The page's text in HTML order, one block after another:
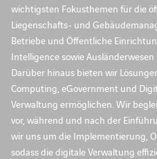
wichtigsten Fokusthemen für die
Liegenschafts- und
Betriebe und Öffentliche
Intelligence sowie
Darüber hinaus bieten wir
Computing, eGovernment und
Verwaltung ermöglichen. Wir
vor, während und nach der
wir uns um die Implementierung,
sodass die digitale Verwaltung